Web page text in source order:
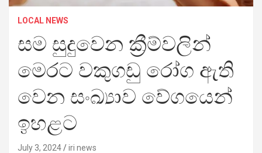
LOCAL NEWS
සම සුදුවෙන ක්‍රීම්වලින්
මෙරට වකුගඩු රෝග ඇති
වෙන සංඛ්‍යාව වේගයෙන්
ඉහළට
July 3, 2024 iri news